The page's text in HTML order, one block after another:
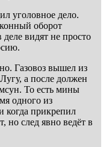
уголовное дело.
оборот
видят не просто
Газовоз вышел из
а после должен
То есть мины
одного из
когда прикрепил
но след явно ведёт в